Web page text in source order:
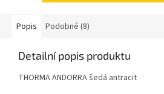
Popis Podobné (8)
Detailní popis produktu
THORMA ANDORRA šedá antracit